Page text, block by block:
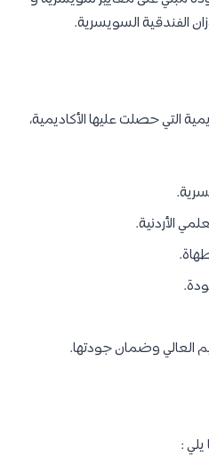
الفندقية السويسرية.
التي حصلت عليها الأكاديمية،
الأردنية.
العالي وضمان جودتها.